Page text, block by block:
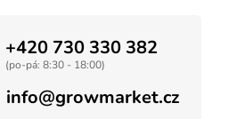
+420 730 330 382
(po-pá: 8:30 - 18:00)
info@growmarket.cz